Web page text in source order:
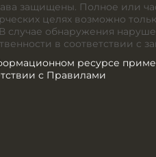
защищены. Полное или
целях возможно
В случае обнаружения
в соответствии с
ресурсе
с Правилами